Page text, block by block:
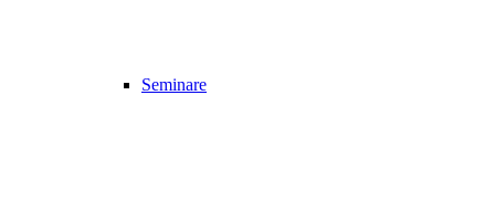
Seminare